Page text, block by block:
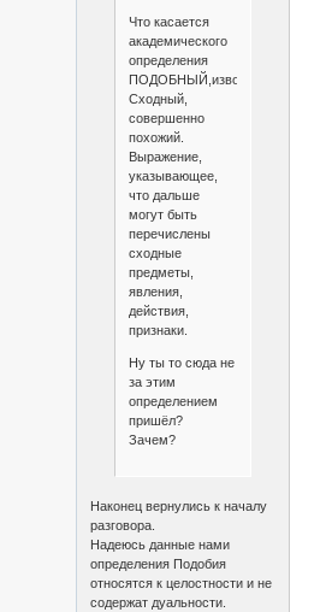
Что касается
академического
определения
ПОДОБНЫЙ,изволь:
Сходный,
совершенно
похожий.
Выражение,
указывающее,
что дальше
могут быть
перечислены
сходные
предметы,
явления,
действия,
признаки.
Ну ты то сюда не
за этим
определением
пришёл?
Зачем?
Наконец вернулись к началу
разговора.
Надеюсь данные нами
определения Подобия
относятся к целостности и не
содержат дуальности.